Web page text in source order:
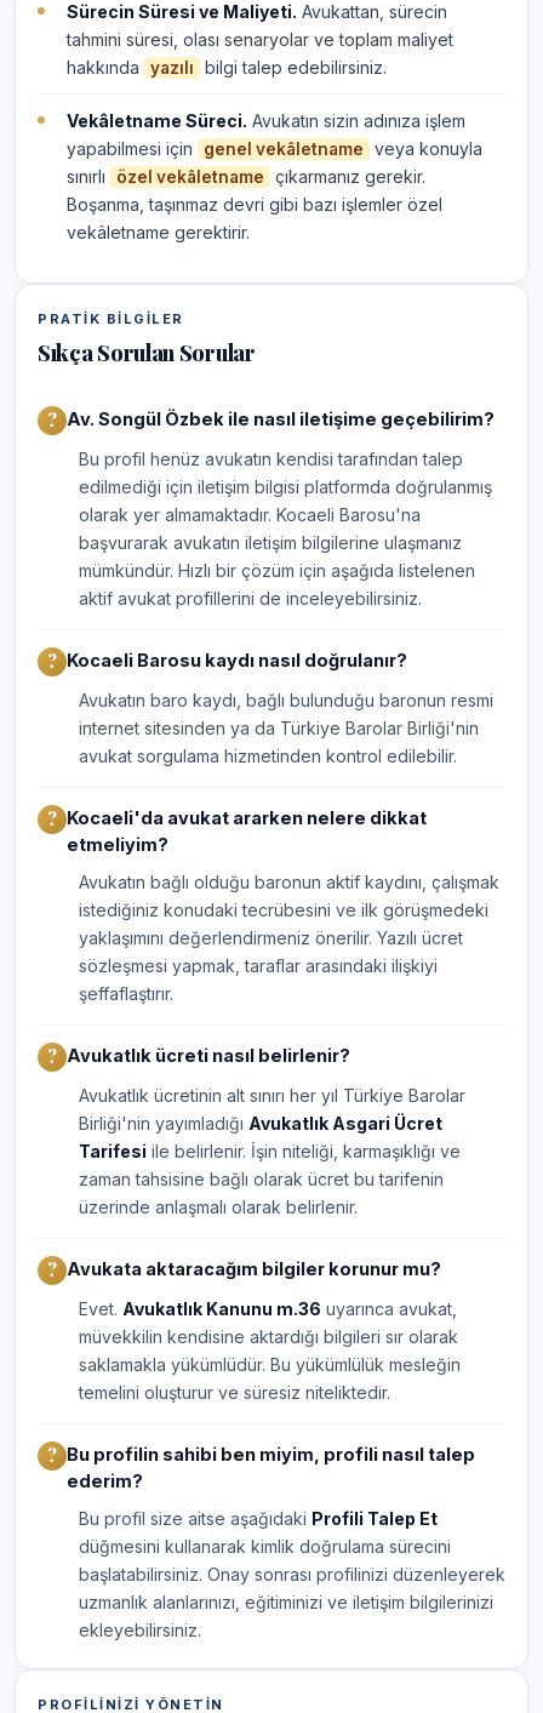
Sürecin Süresi ve Maliyeti. Avukattan, sürecin
tahmini süresi, olası senaryolar ve toplam maliyet
hakkında
yazılı bilgi talep edebilirsiniz.
Vekâletname Süreci. Avukatın sizin adınıza işlem
yapabilmesi için
genel vekâletname
veya konuyla
sınırlı
özel vekâletname
çıkarmanız gerekir.
Boşanma, taşınmaz devri gibi bazı işlemler özel
vekâletname gerektirir.
PRATIK BILGILER
Sıkça Sorulan Sorular
Av. Songül Özbek ile nasıl iletişime geçebilirim?
Bu profil henüz avukatın kendisi tarafından talep
edilmediği için iletişim bilgisi platformda doğrulanmış
olarak yer almamaktadır. Kocaeli Barosu'na
başvurarak avukatın iletişim bilgilerine ulaşmanız
mümkündür. Hızlı bir çözüm için aşağıda listelenen
aktif avukat profillerini de inceleyebilirsiniz.
Kocaeli Barosu kaydı nasıl doğrulanır?
Avukatın baro kaydı, bağlı bulunduğu baronun resmi
internet sitesinden ya da Türkiye Barolar Birliği'nin
avukat sorgulama hizmetinden kontrol edilebilir.
Kocaeli'da avukat ararken nelere dikkat
etmeliyim?
Avukatın bağlı olduğu baronun aktif kaydını, çalışmak
istediğiniz konudaki tecrübesini ve ilk görüşmedeki
yaklaşımını değerlendirmeniz önerilir. Yazılı ücret
sözleşmesi yapmak, taraflar arasındaki ilişkiyi
şeffaflaştırır.
Avukatlık ücreti nasıl belirlenir?
Avukatlık ücretinin alt sınırı her yıl Türkiye Barolar
Birliği'nin yayımladığı Avukatlık Asgari Ücret
Tarifesi ile belirlenir. İşin niteliği, karmaşıklığı ve
zaman tahsisine bağlı olarak ücret bu tarifenin
üzerinde anlaşmalı olarak belirlenir.
Avukata aktaracağım bilgiler korunur mu?
Evet. Avukatlık Kanunu m.36 uyarınca avukat,
müvekkilin kendisine aktardığı bilgileri sır olarak
saklamakla yükümlüdür. Bu yükümlülük mesleğin
temelini oluşturur ve süresiz niteliktedir.
Bu profilin sahibi ben miyim, profili nasıl talep
ederim?
Bu profil size aitse aşağıdaki Profili Talep Et
düğmesini kullanarak kimlik doğrulama sürecini
başlatabilirsiniz. Onay sonrası profilinizi düzenleyerek
uzmanlık alanlarınızı, eğitiminizi ve iletişim bilgilerinizi
ekleyebilirsiniz.
PROFILINIZI YÖNETIN